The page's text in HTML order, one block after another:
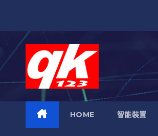
HOME 智能裝置